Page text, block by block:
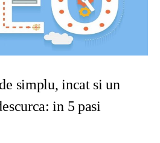
simplu, incat si un
in 5 pasi